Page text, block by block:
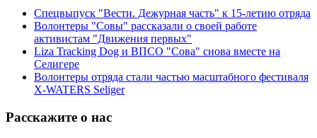
Спецвыпуск "Вести. Дежурная часть" к 15-летию отряда
Волонтеры "Совы" рассказали о своей работе
активистам "Движения первых"
Liza Tracking Dog и ВПСО "Сова" снова вместе на
Селигере
Волонтеры отряда стали частью масштабного фестиваля
X-WATERS Seliger
Расскажите о нас